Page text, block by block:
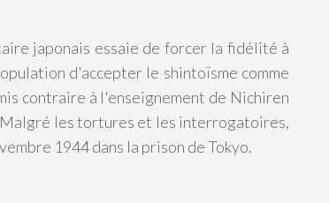
japonais essaie de forcer la fidélité à
d'accepter le shintoïsme comme
contraire à l'enseignement de Nichiren
Malgré les tortures et les interrogatoires,
1944 dans la prison de Tokyo.